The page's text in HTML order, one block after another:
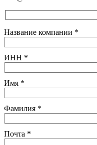
Название компании *
ИНН *
Имя *
Фамилия *
Почта *